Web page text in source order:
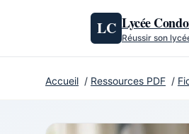
LC Lycée
Réussir son
Accueil / Ressources PDF /